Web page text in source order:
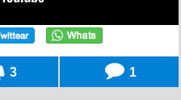
3 1